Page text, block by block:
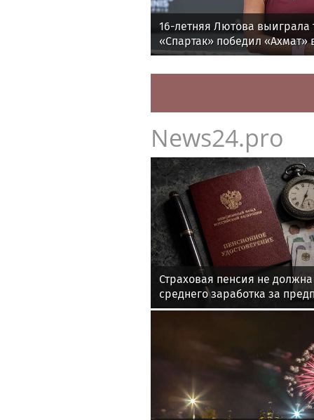
16-летняя Лютова выиграла
«Спартак» победил «Ахмат»
утру
News24.pro
Страховая пенсия не
среднего заработка за
работы